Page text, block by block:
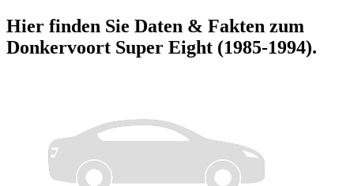
Hier finden Sie Daten & Fakten zum
Donkervoort Super Eight (1985-1994).